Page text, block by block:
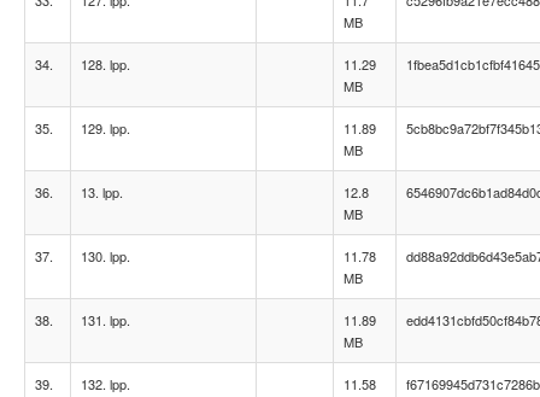
MB
34. 128. lpp.
11.29
MB
35. 129. lpp.
11.89
MB
36. 13. lpp.
12.8
MB
37. 130. lpp.
11.78
MB
38. 131. lpp.
11.89
MB
39. 132. lpp.
11.58